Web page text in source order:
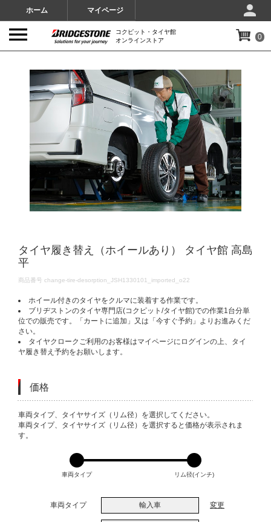
ホーム マイページ
コクピット・タイヤ館
オンラインストア
0
タイヤ履き替え（ホイールあり） タイヤ館 高島
平
DETAILS
商品番号 change-tire-desorption_JSH1330101_imported_o22
ホイール付きのタイヤをクルマに装着する作業です。
ブリヂストンのタイヤ専門店(コクピット/タイヤ館)での作業1台分単
位での販売です。「カートに追加」又は「今すぐ予約」よりお進みくだ
さい。
タイヤクロークご利用のお客様はマイページにログインの上、タイ
ヤ履き替え予約をお願いします。
価格
VARIATIONS
車両タイプ、タイヤサイズ（リム径）を選択してください。
車両タイプ、タイヤサイズ（リム径）を選択すると価格が表示されま
す。
車両タイプ リム径(インチ)
車両タイプ 輸入車 変更